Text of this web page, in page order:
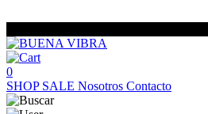
0
SHOP SALE Nosotros Contacto